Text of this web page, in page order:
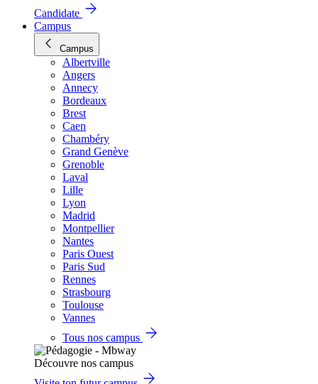
Candidate
Campus
Campus
Albertville
Angers
Annecy
Bordeaux
Brest
Caen
Chambéry
Grand Genève
Grenoble
Laval
Lille
Lyon
Madrid
Montpellier
Nantes
Paris Ouest
Paris Sud
Rennes
Strasbourg
Toulouse
Vannes
Tous nos campus
Découvre nos campus